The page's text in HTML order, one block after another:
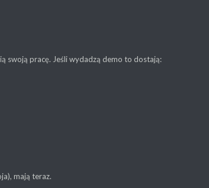
swoją pracę. Jeśli wydadzą demo to dostają:
mają teraz.